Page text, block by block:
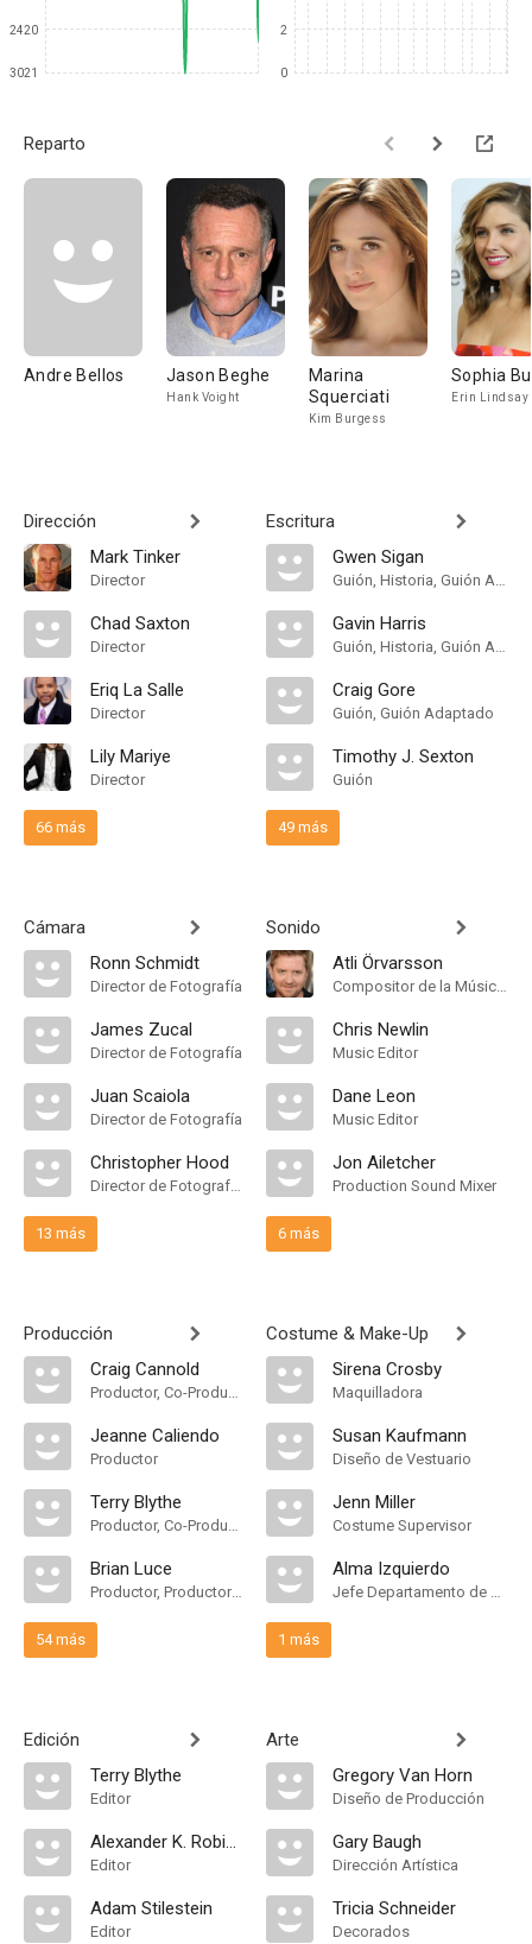
2420
3021
2
0
Reparto
Andre Bellos Jason Beghe
Hank Voight
Marina
Squerciati
Kim Burgess
Sophia
Erin Lindsay
Dirección
Mark Tinker
Director
Chad Saxton
Director
Eriq La Salle
Director
Lily Mariye
Director
66 más
Cámara
Ronn Schmidt
Director de Fotografía
James Zucal
Director de Fotografía
Juan Scaiola
Director de Fotografía
Christopher Hood
Director de Fotografía, "A" Camera Operator, "C" Camera Operator
13 más
Producción
Craig Cannold
Productor, Co-Productor Ejecutivo, Unidad de Producción
Jeanne Caliendo
Productor
Terry Blythe
Productor, Co-Productor Ejecutivo, Productor Supervisor
Brian Luce
Productor, Productor Asociado, Consultor de Producción
54 más
Edición
Terry Blythe
Editor
Alexander K. Robinson
Editor
Adam Stilestein
Editor
Escritura
Gwen Sigan
Guión, Historia, Guión Adaptado
Gavin Harris
Guión, Historia, Guión Adaptado
Craig Gore
Guión, Guión Adaptado
Timothy J. Sexton
Guión
49 más
Sonido
Atli Örvarsson
Compositor de la Música Original
Chris Newlin
Music Editor
Dane Leon
Music Editor
Jon Ailetcher
Production Sound Mixer
6 más
Costume & Make-Up
Sirena Crosby
Maquilladora
Susan Kaufmann
Diseño de Vestuario
Jenn Miller
Costume Supervisor
Alma Izquierdo
Jefe Departamento de Maquillaje
1 más
Arte
Gregory Van Horn
Diseño de Producción
Gary Baugh
Dirección Artística
Tricia Schneider
Decorados